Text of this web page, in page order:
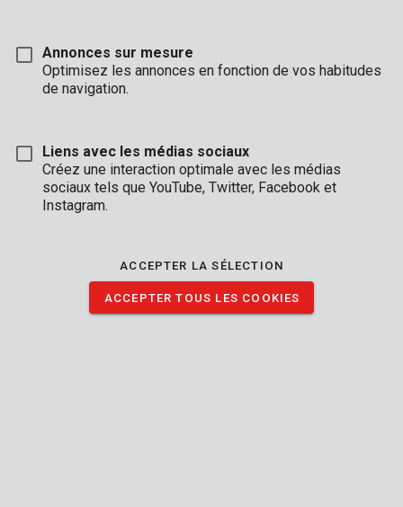
Bâche 2x3m 70g
Annonces sur mesure
Optimisez les annonces en fonction de vos habitudes
de navigation.
Liens avec les médias sociaux
Créez une interaction optimale avec les médias
sociaux tels que YouTube, Twitter, Facebook et
Instagram.
ACCEPTER LA SÉLECTION
ACCEPTER TOUS LES COOKIES